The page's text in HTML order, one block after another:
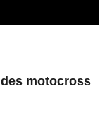
motocross